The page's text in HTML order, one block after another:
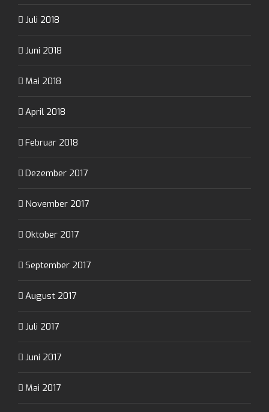
Juli 2018
Juni 2018
Mai 2018
April 2018
Februar 2018
Dezember 2017
November 2017
Oktober 2017
September 2017
August 2017
Juli 2017
Juni 2017
Mai 2017